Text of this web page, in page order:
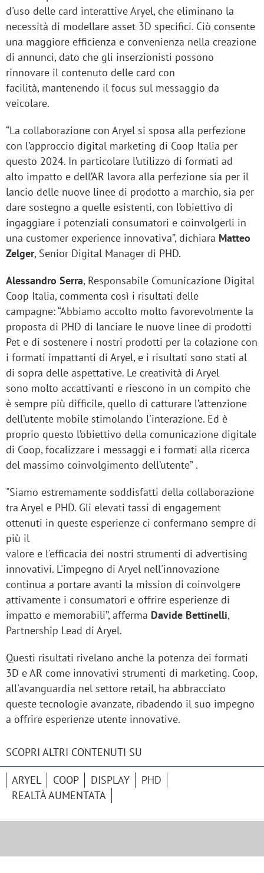
d'uso delle card interattive Aryel, che eliminano la
necessità di modellare asset 3D specifici. Ciò consente
una maggiore efficienza e convenienza nella creazione
di annunci, dato che gli inserzionisti possono
rinnovare il contenuto delle card con
facilità, mantenendo il focus sul messaggio da
veicolare.
“La collaborazione con Aryel si sposa alla perfezione
con l’approccio digital marketing di Coop Italia per
questo 2024. In particolare l’utilizzo di formati ad
alto impatto e dell’AR lavora alla perfezione sia per il
lancio delle nuove linee di prodotto a marchio, sia per
dare sostegno a quelle esistenti, con l’obiettivo di
ingaggiare i potenziali consumatori e coinvolgerli in
una customer experience innovativa”, dichiara Matteo
Zelger, Senior Digital Manager di PHD.
Alessandro Serra, Responsabile Comunicazione Digital
Coop Italia, commenta così i risultati delle
campagne: “Abbiamo accolto molto favorevolmente la
proposta di PHD di lanciare le nuove linee di prodotti
Pet e di sostenere i nostri prodotti per la colazione con
i formati impattanti di Aryel, e i risultati sono stati al
di sopra delle aspettative. Le creatività di Aryel
sono molto accattivanti e riescono in un compito che
è sempre più difficile, quello di catturare l’attenzione
dell’utente mobile stimolando l'interazione. Ed è
proprio questo l’obiettivo della comunicazione digitale
di Coop, focalizzare i messaggi e i formati alla ricerca
del massimo coinvolgimento dell’utente” .
"Siamo estremamente soddisfatti della collaborazione
tra Aryel e PHD. Gli elevati tassi di engagement
ottenuti in queste esperienze ci confermano sempre di
più il
valore e l'efficacia dei nostri strumenti di advertising
innovativi. L'impegno di Aryel nell'innovazione
continua a portare avanti la mission di coinvolgere
attivamente i consumatori e offrire esperienze di
impatto e memorabili’’, afferma Davide Bettinelli,
Partnership Lead di Aryel.
Questi risultati rivelano anche la potenza dei formati
3D e AR come innovativi strumenti di marketing. Coop,
all'avanguardia nel settore retail, ha abbracciato
queste tecnologie avanzate, ribadendo il suo impegno
a offrire esperienze utente innovative.
SCOPRI ALTRI CONTENUTI SU
ARYEL COOP DISPLAY
PHD
REALTÀ AUMENTATA